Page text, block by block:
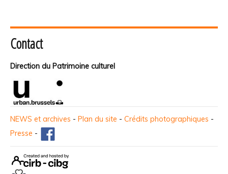
Contact
Direction du Patrimoine culturel
NEWS et archives - Plan du site - Crédits photographiques -
Presse -